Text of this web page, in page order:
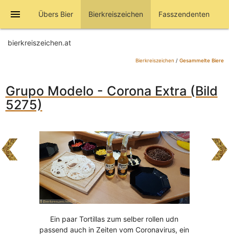
menu Übers Bier Bierkreiszeichen Fasszendenten
bierkreiszeichen.at
Bierkreiszeichen / Gesammelte Biere
Grupo Modelo - Corona Extra (Bild
5275)
Ein paar Tortillas zum selber rollen udn
passend auch in Zeiten vom Coronavirus, ein